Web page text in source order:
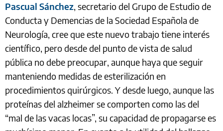
Pascual Sánchez, secretario del Grupo de Estudio de
Conducta y Demencias de la Sociedad Española de
Neurología, cree que este nuevo trabajo tiene interés
científico, pero desde del punto de vista de salud
pública no debe preocupar, aunque haya que seguir
manteniendo medidas de esterilización en
procedimientos quirúrgicos. Y desde luego, aunque las
proteínas del alzheimer se comporten como las del
“mal de las vacas locas”, su capacidad de propagarse es